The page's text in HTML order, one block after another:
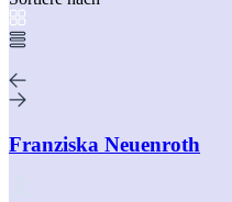
Franziska Neuenroth